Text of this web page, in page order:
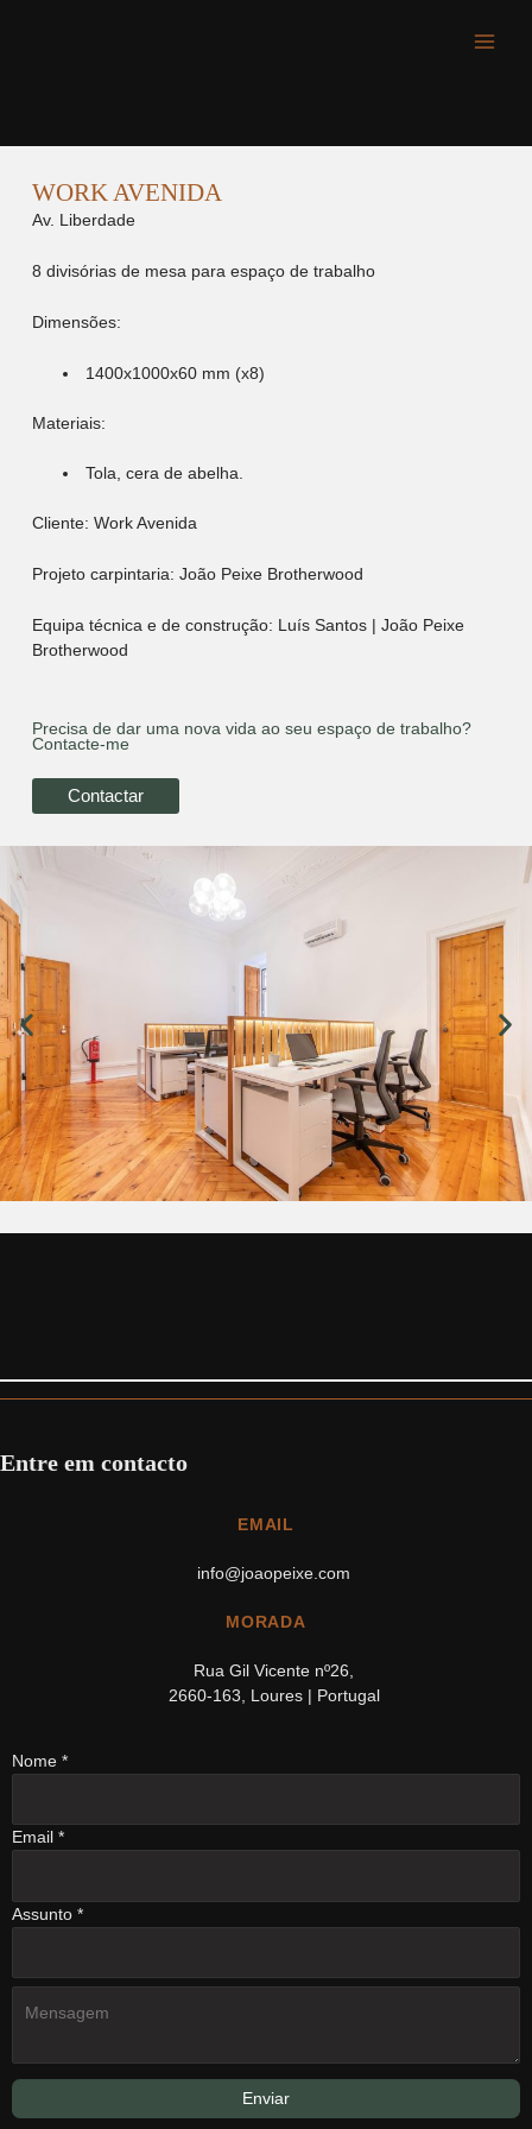
WORK AVENIDA
Av. Liberdade
8 divisórias de mesa para espaço de trabalho
Dimensões:
1400x1000x60 mm (x8)
Materiais:
Tola, cera de abelha.
Cliente: Work Avenida
Projeto carpintaria: João Peixe Brotherwood
Equipa técnica e de construção: Luís Santos | João Peixe
Brotherwood
Precisa de dar uma nova vida ao seu espaço de trabalho?
Contacte-me
Contactar
Entre em contacto
EMAIL
info@joaopeixe.com
MORADA
Rua Gil Vicente nº26,
2660-163, Loures | Portugal
Nome *
Email *
Assunto *
Enviar